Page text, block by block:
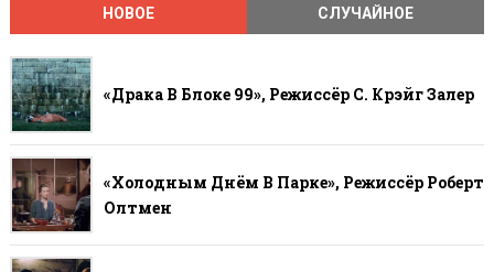
НОВОЕ СЛУЧАЙНОЕ
«Драка В Блоке 99», Режиссёр С. Крэйг Залер
«Холодным Днём В Парке», Режиссёр Роберт
Олтмен